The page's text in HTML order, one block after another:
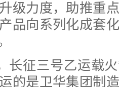
级力度，助推重
品向系列化成套
征三号乙运载火
的是卫华集团制